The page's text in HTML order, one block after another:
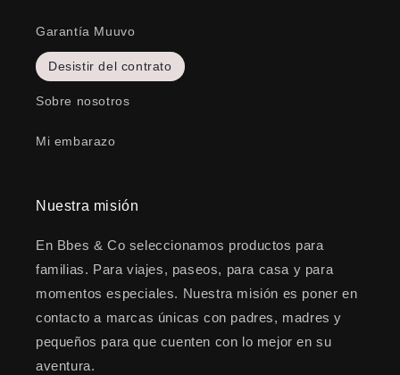
Garantía Muuvo
Desistir del contrato
Sobre nosotros
Mi embarazo
Nuestra misión
En Bbes & Co seleccionamos productos para
familias. Para viajes, paseos, para casa y para
momentos especiales. Nuestra misión es poner en
contacto a marcas únicas con padres, madres y
pequeños para que cuenten con lo mejor en su
aventura.